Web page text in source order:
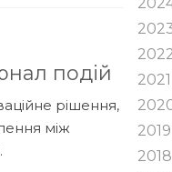
подій
рішення,
між
2021
2019
2018